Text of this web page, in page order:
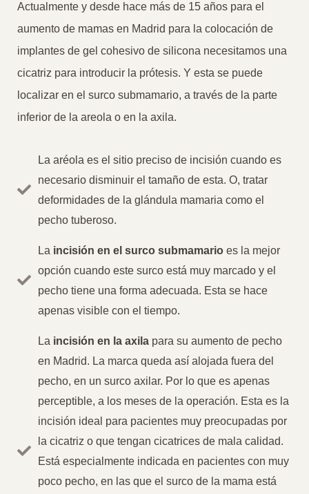
Actualmente y desde hace más de 15 años para el
aumento de mamas en Madrid para la colocación de
implantes de gel cohesivo de silicona necesitamos una
cicatriz para introducir la prótesis. Y esta se puede
localizar en el surco submamario, a través de la parte
inferior de la areola o en la axila.
La aréola es el sitio preciso de incisión cuando es
necesario disminuir el tamaño de esta. O, tratar
deformidades de la glándula mamaria como el
pecho tuberoso.
La incisión en el surco submamario es la mejor
opción cuando este surco está muy marcado y el
pecho tiene una forma adecuada. Esta se hace
apenas visible con el tiempo.
La incisión en la axila para su aumento de pecho
en Madrid. La marca queda así alojada fuera del
pecho, en un surco axilar. Por lo que es apenas
perceptible, a los meses de la operación. Esta es la
incisión ideal para pacientes muy preocupadas por
la cicatriz o que tengan cicatrices de mala calidad.
Está especialmente indicada en pacientes con muy
poco pecho, en las que el surco de la mama está